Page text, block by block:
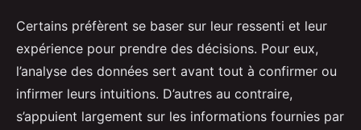
Certains préfèrent se baser sur leur ressenti et leur
expérience pour prendre des décisions. Pour eux,
l’analyse des données sert avant tout à confirmer ou
infirmer leurs intuitions. D’autres au contraire,
s’appuient largement sur les informations fournies par